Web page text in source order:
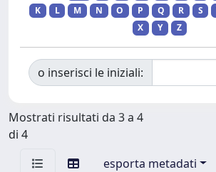
K
L M N O P Q R S
X
Y Z
o inserisci le iniziali:
Mostrati risultati da 3 a 4
di 4
esporta metadati